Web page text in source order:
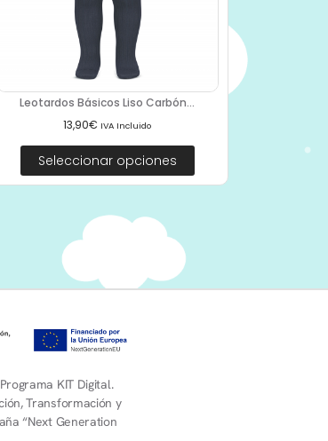
Leotardos Básicos Liso Carbón...
13,90€ IVA Incluido
Seleccionar opciones
KIT Digital.
Transformación y
“Next Generation